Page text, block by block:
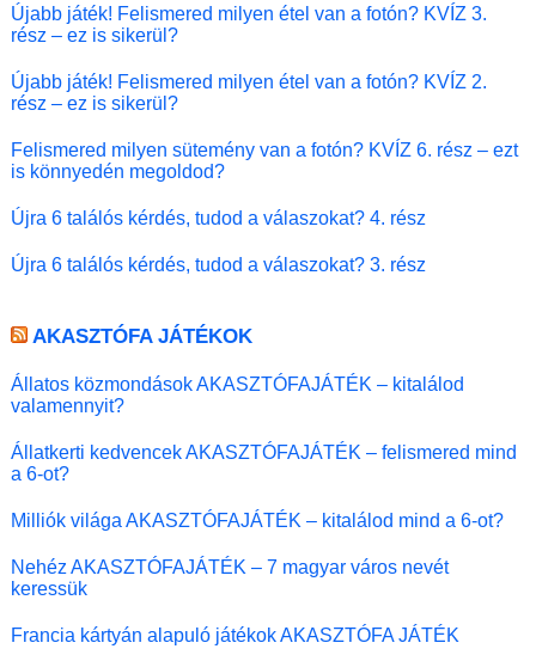
Újabb játék! Felismered milyen étel van a fotón? KVÍZ 3.
rész – ez is sikerül?
Újabb játék! Felismered milyen étel van a fotón? KVÍZ 2.
rész – ez is sikerül?
Felismered milyen sütemény van a fotón? KVÍZ 6. rész – ezt
is könnyedén megoldod?
Újra 6 találós kérdés, tudod a válaszokat? 4. rész
Újra 6 találós kérdés, tudod a válaszokat? 3. rész
AKASZTÓFA JÁTÉKOK
Állatos közmondások AKASZTÓFAJÁTÉK – kitalálod
valamennyit?
Állatkerti kedvencek AKASZTÓFAJÁTÉK – felismered mind
a 6-ot?
Milliók világa AKASZTÓFAJÁTÉK – kitalálod mind a 6-ot?
Nehéz AKASZTÓFAJÁTÉK – 7 magyar város nevét
keressük
Francia kártyán alapuló játékok AKASZTÓFA JÁTÉK